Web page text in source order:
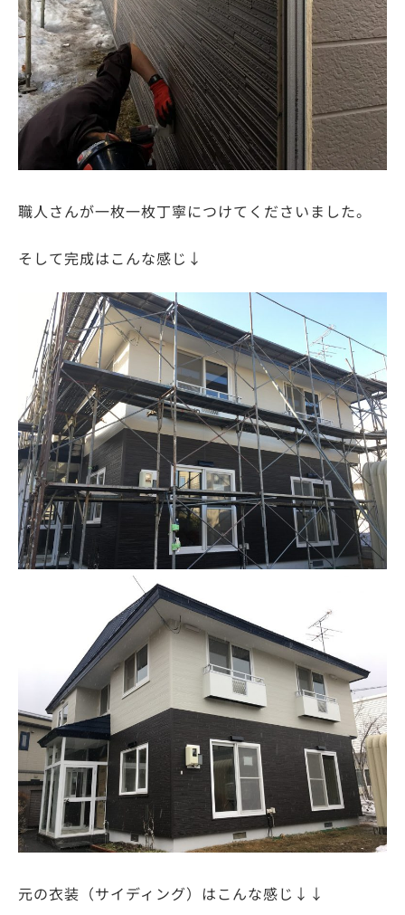
職人さんが一枚一枚丁寧につけてくださいました。
そして完成はこんな感じ↓
元の衣装（サイディング）はこんな感じ↓↓